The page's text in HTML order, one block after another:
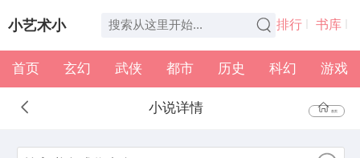
小艺术小
说
排行 书库
全本 书架
首页 玄幻 武侠 都市 历史 科幻 游戏
小说详情 首页